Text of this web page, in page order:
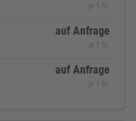
je 1 St.
auf Anfrage
je 1 St.
auf Anfrage
je 1 St.